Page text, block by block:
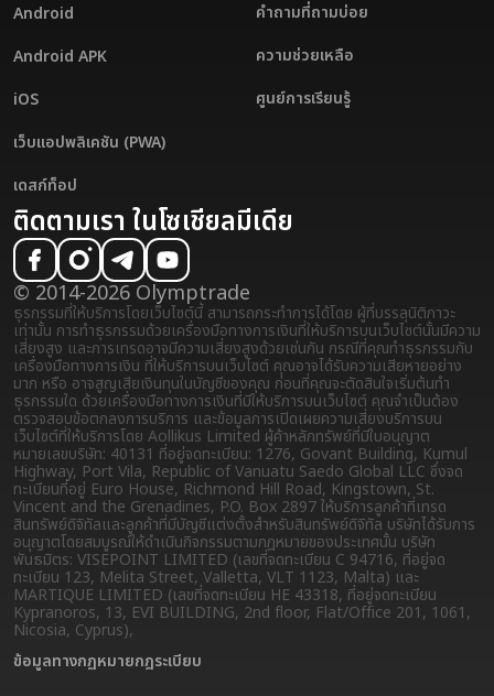
Android
Android APK
iOS
เว็บแอปพลิเคชัน (PWA)
เดสก์ท็อป
คำถามที่ถามบ่อย
ความช่วยเหลือ
ศูนย์การเรียนรู้
ติดตามเรา ในโซเชียลมีเดีย
© 2014-2026 Olymptrade
ธุรกรรมที่ให้บริการโดยเว็บไซต์นี้ สามารถกระทำการได้โดย ผู้ที่บรรลุนิติภาวะ
เท่านั้น การทำธุรกรรมด้วยเครื่องมือทางการเงินที่ให้บริการบนเว็บไซต์นั้นมีความ
เสี่ยงสูง และการเทรดอาจมีความเสี่ยงสูงด้วยเช่นกัน กรณีที่คุณทำธุรกรรมกับ
เครื่องมือทางการเงิน ที่ให้บริการบนเว็บไซต์ คุณอาจได้รับความเสียหายอย่าง
มาก หรือ อาจสูญเสียเงินทุนในบัญชีของคุณ ก่อนที่คุณจะตัดสินใจเริ่มต้นทำ
ธุรกรรมใด ด้วยเครื่องมือทางการเงินที่มีให้บริการบนเว็บไซต์ คุณจำเป็นต้อง
ตรวจสอบข้อตกลงการบริการ และข้อมูลการเปิดเผยความเสี่ยงบริการบน
เว็บไซต์ที่ให้บริการโดย Aollikus Limited ผู้ค้าหลักทรัพย์ที่มีใบอนุญาต
หมายเลขบริษัท: 40131 ที่อยู่จดทะเบียน: 1276, Govant Building, Kumul
Highway, Port Vila, Republic of Vanuatu Saedo Global LLC ซึ่งจด
ทะเบียนที่อยู่ Euro House, Richmond Hill Road, Kingstown, St.
Vincent and the Grenadines, P.O. Box 2897 ให้บริการลูกค้าที่เทรด
สินทรัพย์ดิจิทัลและลูกค้าที่มีบัญชีแต่งตั้งสำหรับสินทรัพย์ดิจิทัล บริษัทได้รับการ
อนุญาตโดยสมบูรณ์ให้ดำเนินกิจกรรมตามกฎหมายของประเทศนั้น บริษัท
พันธมิตร: VISEPOINT LIMITED (เลขที่จดทะเบียน C 94716, ที่อยู่จด
ทะเบียน 123, Melita Street, Valletta, VLT 1123, Malta) และ
MARTIQUE LIMITED (เลขที่จดทะเบียน HE 43318, ที่อยู่จดทะเบียน
Kypranoros, 13, EVI BUILDING, 2nd floor, Flat/Office 201, 1061,
Nicosia, Cyprus),
ข้อมูลทางกฏหมายกฎระเบียบ